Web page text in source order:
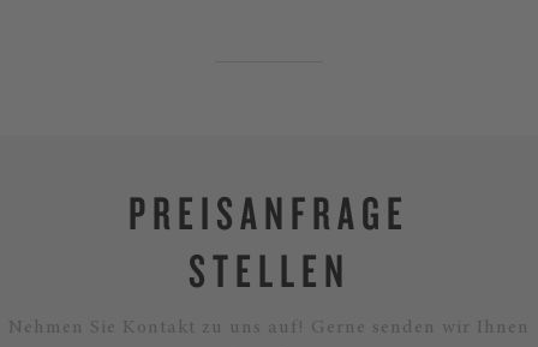
PREISANFRAGE
STELLEN
Nehmen Sie Kontakt zu uns auf! Gerne senden wir Ihnen